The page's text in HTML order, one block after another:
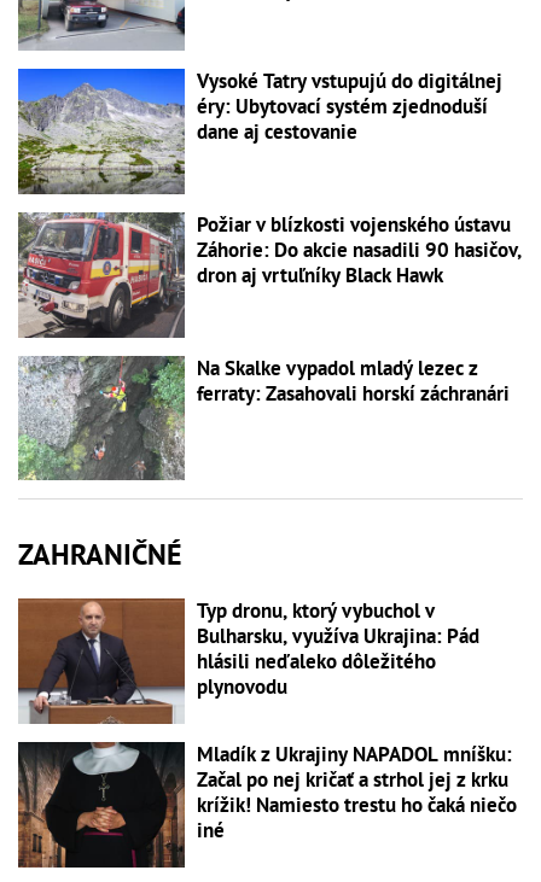
Vysoké Tatry vstupujú do digitálnej
éry: Ubytovací systém zjednoduší
dane aj cestovanie
Požiar v blízkosti vojenského ústavu
Záhorie: Do akcie nasadili 90 hasičov,
dron aj vrtuľníky Black Hawk
Na Skalke vypadol mladý lezec z
ferraty: Zasahovali horskí záchranári
ZAHRANIČNÉ
Typ dronu, ktorý vybuchol v
Bulharsku, využíva Ukrajina: Pád
hlásili neďaleko dôležitého
plynovodu
Mladík z Ukrajiny NAPADOL mníšku:
Začal po nej kričať a strhol jej z krku
krížik! Namiesto trestu ho čaká niečo
iné